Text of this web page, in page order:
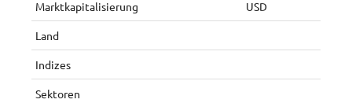
Marktkapitalisierung USD
Land
Indizes
Sektoren